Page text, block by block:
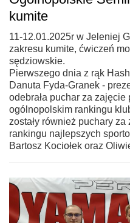
kumite
11-12.01.2025r w Jeleniej
zakresu kumite, ćwiczeń
sędziowskie.
Pierwszego dnia z rąk
Danuta Fyda-Granek -
odebrała puchar za
ogólnopolskim rankingu
zostały również puchary
rankingu najlepszych
Bartosz Kociołek oraz